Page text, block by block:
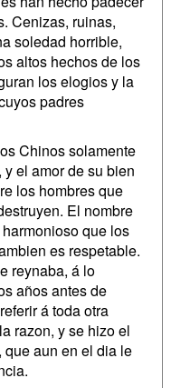
Cenizas, ruinas,
soledad horrible,
altos hechos de los
los elogios y la
padres
Chinos solamente
el amor de su bien
los hombres que
El nombre
que los
es respetable.
reynaba, á lo
años antes de
á toda otra
razon, y se hizo el
que aun en el dia le